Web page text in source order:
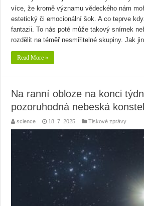
více, že kromě významu vědeckého nám
estetický či emocionální šok. A co teprve
fantazii. To nás poté může takový snímek
rozdělit na téměř nesmiřitelné skupiny. Jak
Read More »
Na ranní obloze na konci
pozoruhodná nebeská
science 18. 7. 2025 Tiskové zprávy